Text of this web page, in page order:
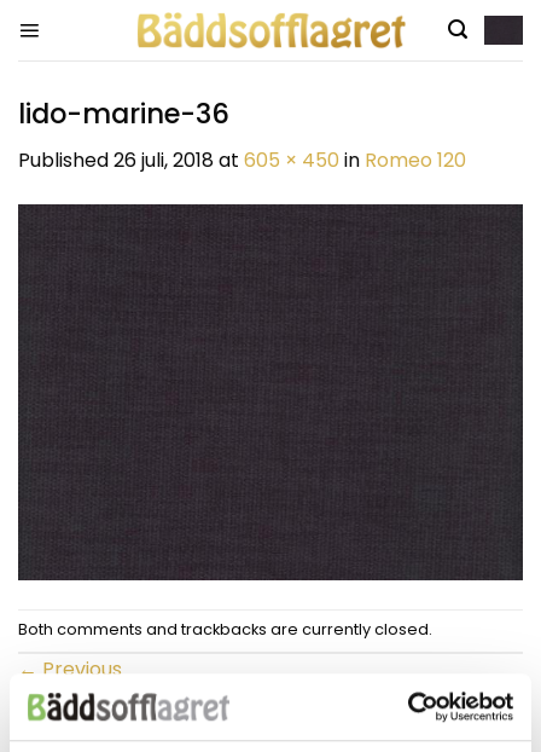
lido-marine-36
Published26 juli, 2018at 605 × 450 in Romeo 120
Both comments and trackbacks are currently closed.
← Previous
Next→